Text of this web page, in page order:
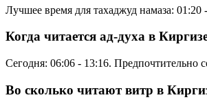
Лучшее время для тахаджуд намаза: 01:20 -
Когда читается ад-духа в
Сегодня: 06:06 - 13:16. Предпочтительно
Во сколько читают витр в